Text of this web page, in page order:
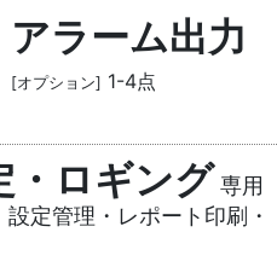
アラーム出力
[オプション] 1-4点
・ロギング 専用
定管理・レポート印刷・